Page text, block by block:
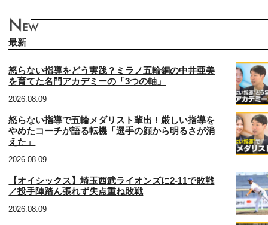
最新
怒らない指導をどう実践？ミラノ五輪銅の中井亜美
を育てた名門アカデミーの「3つの軸」
2026.08.09
怒らない指導で五輪メダリスト輩出！厳しい指導を
やめたコーチが語る転機「選手の顔から明るさが消
えた」
2026.08.09
【オイシックス】埼玉西武ライオンズに2‐11で敗戦
／投手陣踏ん張れず失点重ね敗戦
2026.08.09